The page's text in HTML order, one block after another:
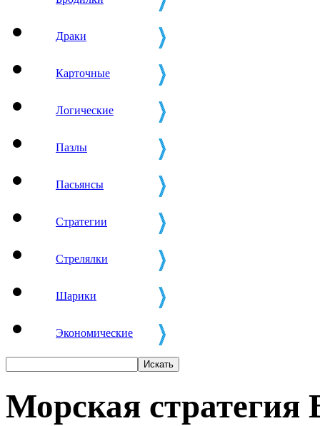
Драки
Карточные
Логические
Пазлы
Пасьянсы
Стратегии
Стрелялки
Шарики
Экономические
Морская стратегия